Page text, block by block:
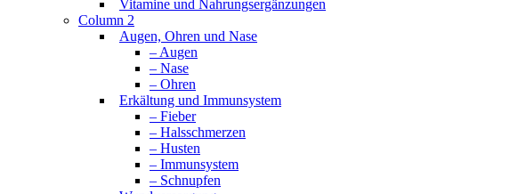
Vitamine und Nahrungsergänzungen
Column 2
Augen, Ohren und Nase
– Augen
– Nase
– Ohren
Erkältung und Immunsystem
– Fieber
– Halsschmerzen
– Husten
– Immunsystem
– Schnupfen